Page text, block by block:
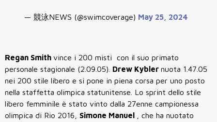
— 競泳NEWS (@swimcoverage) May 25, 2024
Regan Smith vince i 200 misti con il suo primato
personale stagionale (2.09.05). Drew Kybler nuota 1.47.05
nei 200 stile libero e si pone in piena corsa per uno posto
nella staffetta olimpica statunitense. Lo sprint dello stile
libero femminile è stato vinto dalla 27enne campionessa
olimpica di Rio 2016, Simone Manuel
, che ha nuotato